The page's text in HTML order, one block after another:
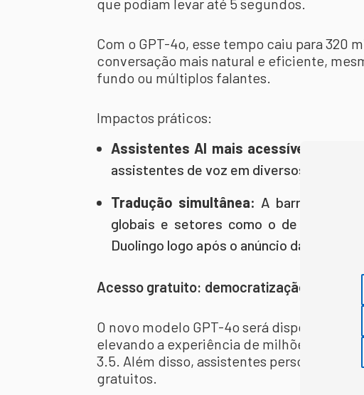
que podiam levar até 5 segundos.
Com o GPT-4o, esse tempo caiu para 320
conversação mais natural e eficiente,
fundo ou múltiplos falantes.
Impactos práticos:
Assistentes AI mais acessíveis:
assistentes de voz em diversos setores.
Tradução simultânea: A barreira
globais e setores como o de
Duolingo logo após o anúncio da OpenAI.
Acesso gratuito: democratização da
O novo modelo GPT-4o será
elevando a experiência de milhões de
3.5. Além disso, assistentes
gratuitos.